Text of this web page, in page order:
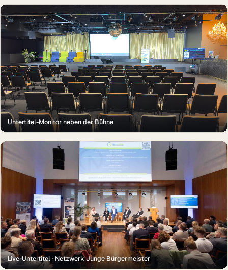
Untertitel-Monitor neben der Bühne
Live-Untertitel · Netzwerk Junge Bürgermeister